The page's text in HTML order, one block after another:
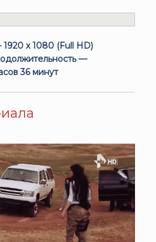
x 1080 (Full HD)
—
36 минут